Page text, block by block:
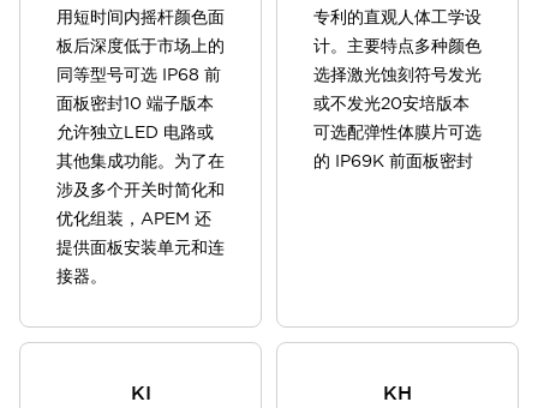
用短时间内摇杆颜色面
板后深度低于市场上的
同等型号可选 IP68 前
面板密封10 端子版本
允许独立LED 电路或
其他集成功能。为了在
涉及多个开关时简化和
优化组装，APEM 还
提供面板安装单元和连
接器。
专利的直观人体工学设
计。主要特点多种颜色
选择激光蚀刻符号发光
或不发光20安培版本
可选配弹性体膜片可选
的 IP69K 前面板密封
KI KH